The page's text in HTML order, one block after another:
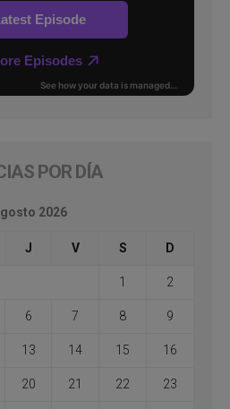
POR DÍA
2026
J V S D
1 2
6 7 8 9
13 14 15 16
20 21 22 23